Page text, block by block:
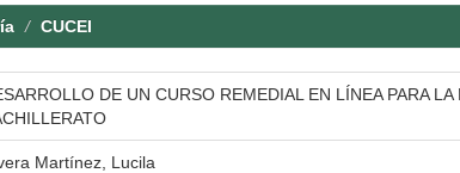
CUCEI
DE UN CURSO REMEDIAL EN LÍNEA PARA
Martínez, Lucila